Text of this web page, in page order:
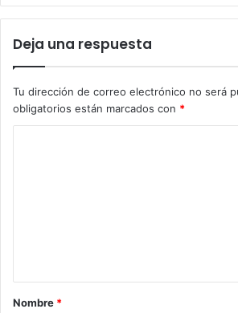
Deja una respuesta
Tu dirección de correo electrónico no será
obligatorios están marcados con *
a
r
Nombre *